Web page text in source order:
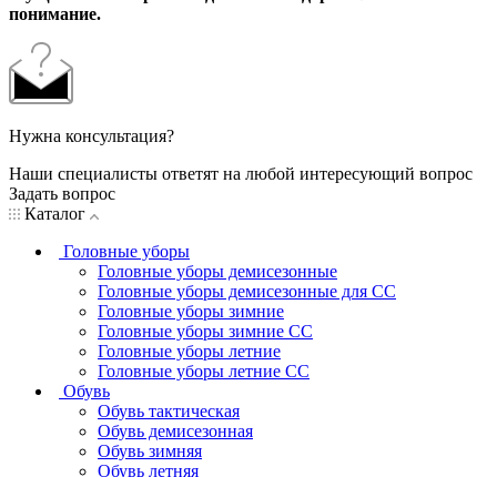
понимание.
Нужна консультация?
Наши специалисты ответят на любой интересующий вопрос
Задать вопрос
Каталог
Головные уборы
Головные уборы демисезонные
Головные уборы демисезонные для СС
Головные уборы зимние
Головные уборы зимние СС
Головные уборы летние
Головные уборы летние СС
Обувь
Обувь тактическая
Обувь демисезонная
Обувь зимняя
Обувь летняя